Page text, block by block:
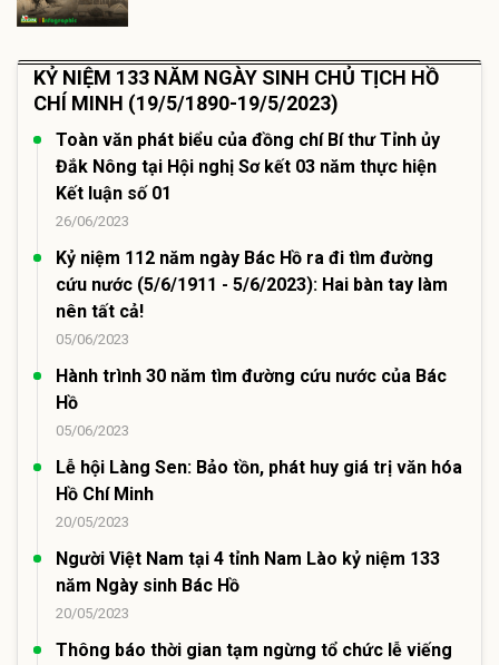
KỶ NIỆM 133 NĂM NGÀY SINH CHỦ TỊCH HỒ
CHÍ MINH (19/5/1890-19/5/2023)
Toàn văn phát biểu của đồng chí Bí thư Tỉnh ủy
Đắk Nông tại Hội nghị Sơ kết 03 năm thực hiện
Kết luận số 01
26/06/2023
Kỷ niệm 112 năm ngày Bác Hồ ra đi tìm đường
cứu nước (5/6/1911 - 5/6/2023): Hai bàn tay làm
nên tất cả!
05/06/2023
Hành trình 30 năm tìm đường cứu nước của Bác
Hồ
05/06/2023
Lễ hội Làng Sen: Bảo tồn, phát huy giá trị văn hóa
Hồ Chí Minh
20/05/2023
Người Việt Nam tại 4 tỉnh Nam Lào kỷ niệm 133
năm Ngày sinh Bác Hồ
20/05/2023
Thông báo thời gian tạm ngừng tổ chức lễ viếng